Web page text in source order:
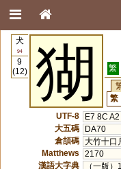
犬
94
9
(12)
猢 繁
繁
UTF-8
E7 8C A2
大五碼
DA70
倉頡碼 大竹十口
Matthews
2170
漢語大字典
（一版